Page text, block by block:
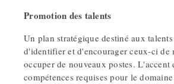
Promotion des talents
Un plan stratégique destiné aux
d'identifier et d'encourager ceux-ci de
occuper de nouveaux postes. L'accent
compétences requises pour le